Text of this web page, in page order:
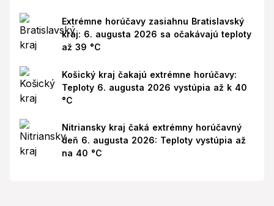
Extrémne horúčavy zasiahnu Bratislavský
kraj: 6. augusta 2026 sa očakávajú teploty
až 39 °C
Košický kraj čakajú extrémne horúčavy:
Teploty 6. augusta 2026 vystúpia až k 40
°C
Nitriansky kraj čaká extrémny horúčavný
deň 6. augusta 2026: Teploty vystúpia až
na 40 °C